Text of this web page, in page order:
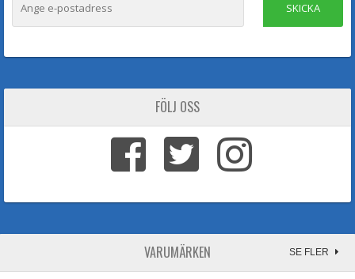
SKICKA
FÖLJ OSS
VARUMÄRKEN SE FLER